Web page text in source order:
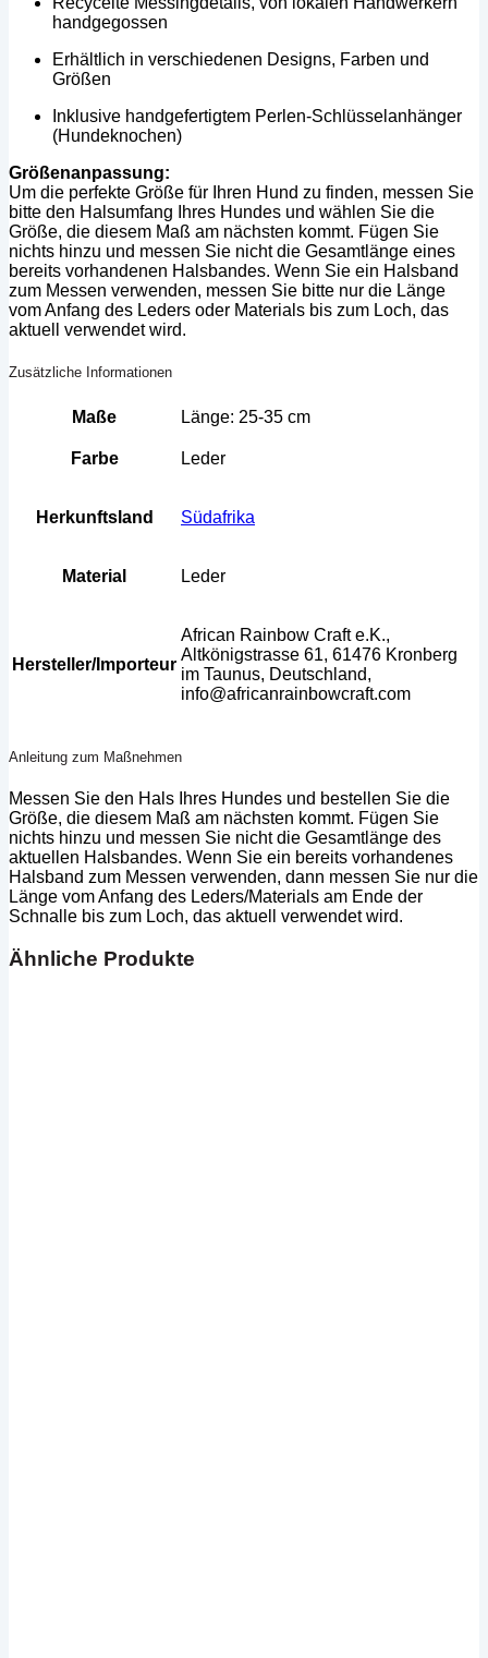
handgegossen
Erhältlich in verschiedenen Designs, Farben und
Größen
Inklusive handgefertigtem Perlen-Schlüsselanhänger
(Hundeknochen)
Größenanpassung:
Um die perfekte Größe für Ihren Hund zu finden, messen Sie
bitte den Halsumfang Ihres Hundes und wählen Sie die
Größe, die diesem Maß am nächsten kommt. Fügen Sie
nichts hinzu und messen Sie nicht die Gesamtlänge eines
bereits vorhandenen Halsbandes. Wenn Sie ein Halsband
zum Messen verwenden, messen Sie bitte nur die Länge
vom Anfang des Leders oder Materials bis zum Loch, das
aktuell verwendet wird.
Zusätzliche Informationen
Maße Länge: 25-35 cm
Farbe Leder
Herkunftsland Südafrika
Material Leder
Hersteller/Importeur
African Rainbow Craft e.K.,
Altkönigstrasse 61, 61476 Kronberg
im Taunus, Deutschland,
info@africanrainbowcraft.com
Anleitung zum Maßnehmen
Messen Sie den Hals Ihres Hundes und bestellen Sie die
Größe, die diesem Maß am nächsten kommt. Fügen Sie
nichts hinzu und messen Sie nicht die Gesamtlänge des
aktuellen Halsbandes. Wenn Sie ein bereits vorhandenes
Halsband zum Messen verwenden, dann messen Sie nur die
Länge vom Anfang des Leders/Materials am Ende der
Schnalle bis zum Loch, das aktuell verwendet wird.
Ähnliche Produkte